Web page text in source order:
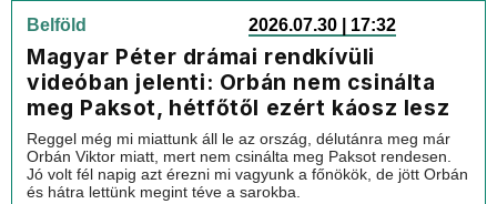
Belföld 2026.07.30 | 17:32
Magyar Péter drámai rendkívüli
videóban jelenti: Orbán nem csinálta
meg Paksot, hétfőtől ezért káosz lesz
Reggel még mi miattunk áll le az ország, délutánra meg már
Orbán Viktor miatt, mert nem csinálta meg Paksot rendesen.
Jó volt fél napig azt érezni mi vagyunk a főnökök, de jött Orbán
és hátra lettünk megint téve a sarokba.